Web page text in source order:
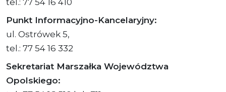
Punkt Informacyjno-Kancelaryjny:
ul. Ostrówek 5,
tel.: 77 54 16 332
Sekretariat Marszałka Województwa
Opolskiego: